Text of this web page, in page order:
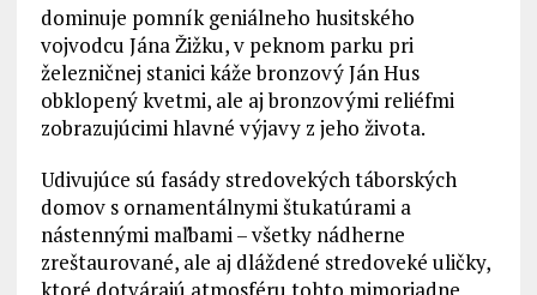
dominuje pomník geniálneho husitského
vojvodcu Jána Žižku, v peknom parku pri
železničnej stanici káže bronzový Ján Hus
obklopený kvetmi, ale aj bronzovými reliéfmi
zobrazujúcimi hlavné výjavy z jeho života.
Udivujúce sú fasády stredovekých táborských
domov s ornamentálnymi štukatúrami a
nástennými maľbami – všetky nádherne
zreštaurované, ale aj dláždené stredoveké uličky,